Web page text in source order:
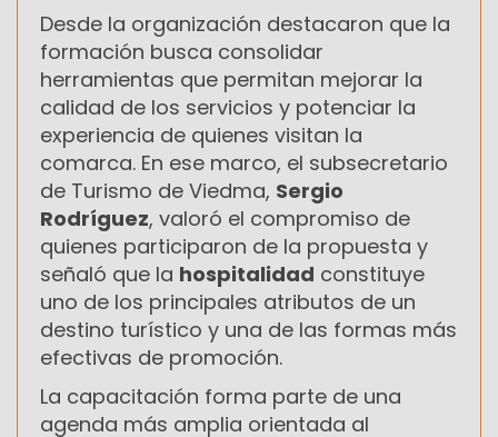
Desde la organización destacaron que la
formación busca consolidar
herramientas que permitan mejorar la
calidad de los servicios y potenciar la
experiencia de quienes visitan la
comarca. En ese marco, el subsecretario
de Turismo de Viedma, Sergio
Rodríguez, valoró el compromiso de
quienes participaron de la propuesta y
señaló que la hospitalidad constituye
uno de los principales atributos de un
destino turístico y una de las formas más
efectivas de promoción.
La capacitación forma parte de una
agenda más amplia orientada al